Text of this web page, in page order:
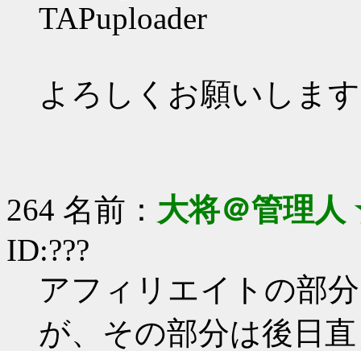
TAPuploader
よろしくお願いしま
264 名前： 大将＠管理
ID:???
アフィリエイトの部
が、その部分は後日